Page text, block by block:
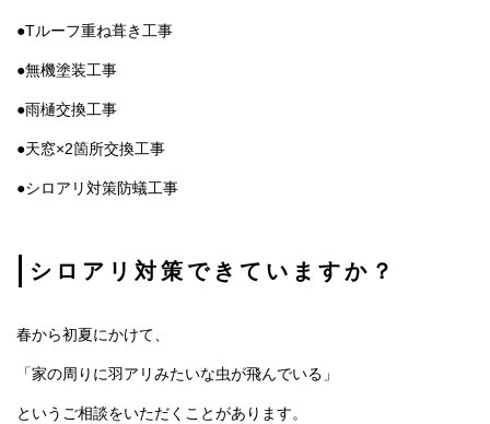
●Tルーフ重ね葺き工事
●無機塗装工事
●雨樋交換工事
●天窓×2箇所交換工事
●シロアリ対策防蟻工事
シロアリ対策できていますか？
春から初夏にかけて、
「家の周りに羽アリみたいな虫が飛んでいる」
というご相談をいただくことがあります。